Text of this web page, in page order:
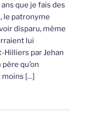
que je fais des
le patronyme
disparu, même
lui
Hilliers par Jehan
qu’on
moins […]